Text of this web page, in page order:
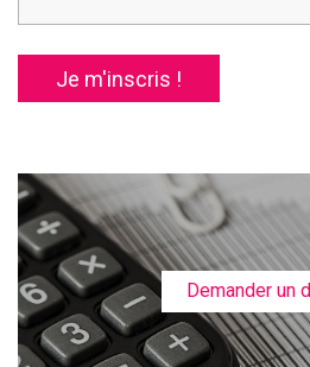
Je m'inscris !
Demander un